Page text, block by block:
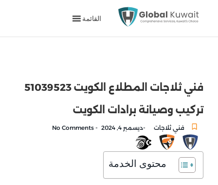
القائمة
فني ثلاجات المطلاع الكويت 51039523
تركيب وصيانة برادات الكويت
فني ثلاجات -ديسمبر 4, 2024 -
محتوى الخدمة